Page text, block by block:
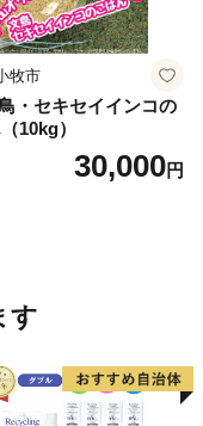
牧市
・セキセイインコの
10kg）
30,000円
す